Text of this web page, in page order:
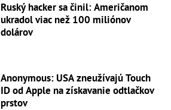
Ruský hacker sa činil: Američanom
ukradol viac než 100 miliónov
dolárov
Anonymous: USA zneužívajú Touch
ID od Apple na získavanie odtlačkov
prstov